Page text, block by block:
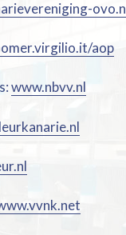
aop
www.nbvv.nl